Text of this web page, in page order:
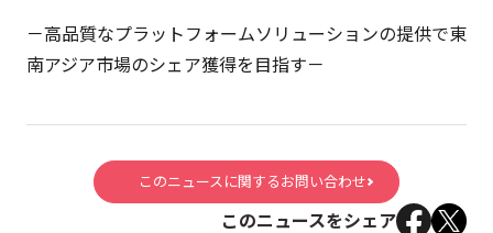
－高品質なプラットフォームソリューションの提供で東
南アジア市場のシェア獲得を目指す－
このニュースに関するお問い合わせ
このニュースをシェア